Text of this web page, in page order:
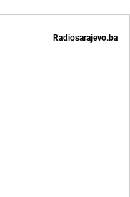
Radiosarajevo.ba